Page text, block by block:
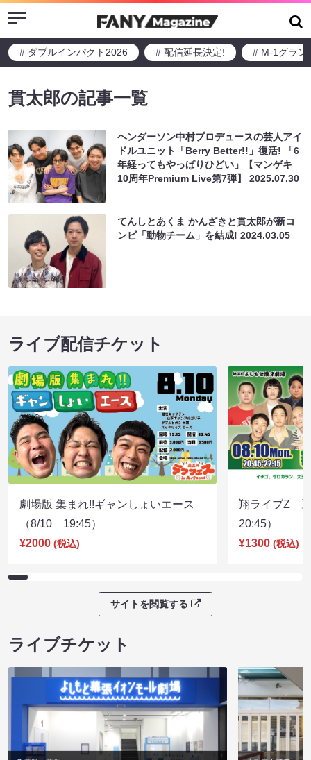
Menu
# ダブルインパクト2026 # 配信延長決定! # M-1グラン
貫太郎の記事一覧
ヘンダーソン中村プロデュースの芸人アイ
ドルユニット「Berry Better!!」復活! 「6
年経ってもやっぱりひどい」【マンゲキ
10周年Premium Live第7弾】2025.07.30
てんしとあくま かんざきと貫太郎が新コ
ンビ「動物チーム」を結成!2024.03.05
ライブ配信チケット
劇場版 集まれ!!ギャンしょいエース
（8/10 19:45）
¥2000 (税込)
翔ライブZ
20:45）
¥1300 (税込)
サイトを閲覧する
ライブチケット